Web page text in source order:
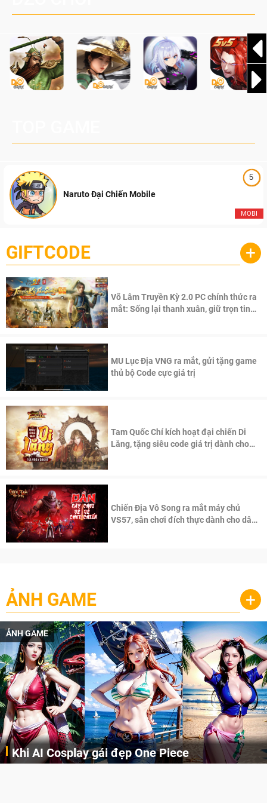
5
MOBI
Naruto Đại Chiến Mobile
GIFTCODE +
Võ Lâm Truyền Kỳ 2.0 PC chính thức ra
mắt: Sống lại thanh xuân, giữ trọn tinh
MU Lục Địa VNG ra mắt, gửi tặng game
thủ bộ Code cực giá trị
Tam Quốc Chí kích hoạt đại chiến Di
Lăng, tặng siêu code giá trị dành cho
Chiến Địa Vô Song ra mắt máy chủ
VS57, sân chơi đích thực dành cho dân
ẢNH GAME +
ẢNH GAME
Khi AI Cosplay gái đẹp One Piece